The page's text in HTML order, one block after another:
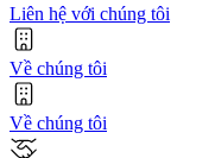
Liên hệ với chúng tôi
Về chúng tôi
Về chúng tôi